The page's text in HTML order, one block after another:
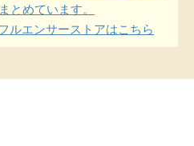
とめています。
ルエンサーストアはこちら